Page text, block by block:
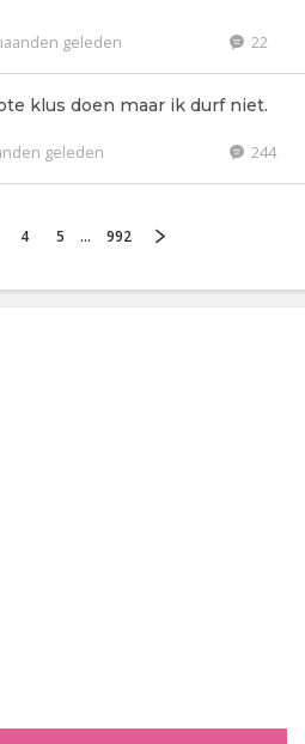
geleden 22
klus doen maar ik durf niet.
geleden 244
4 5 ... 992